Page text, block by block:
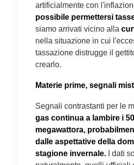
artificialmente con
possibile permettersi
siamo arrivati vicino alla
nella situazione in cui
tassazione distrugge il
crearlo.
Materie prime, segnali
Segnali contrastanti per le
gas continua a lambire i
megawattora,
dalle aspettative della
stagione invernale. I dati